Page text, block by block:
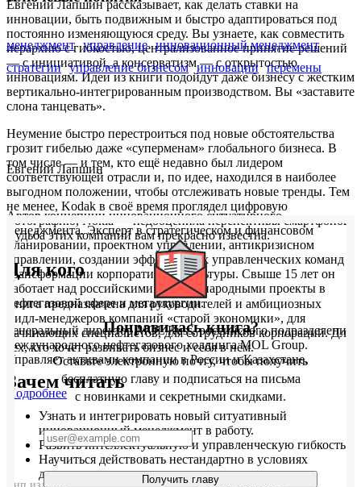
Евгений Лапшин рассказывает, как делать ставки на
инновации, быть подвижным и быстро адаптироваться под
постоянно изменяющуюся среду. Вы узнаете, как совместить
иерархию с гибкостью, централизованное принятие решений
— с инициативой, а консерватизм — с открытостью
инновациям. Идеи из книги подойдут даже бизнесу с жестким
вертикально-интегрированным производством. Вы «заставите
слона танцевать».
Неумение быстро перестроиться под новые обстоятельства
грозит гибелью даже «суперменам» глобального бизнеса. В
том числе — и тем, кто ещё недавно был лидером
соответствующей отрасли и, по идее, находился в наиболее
выгодном положении, чтобы отслеживать новые тренды. Тем
не менее, Kodak в своё время проглядел цифровую
фотографию, Nokia — недооценила перспективы смартфонов.
Судьба этих компаний вам прекрасно известна.
Для кого
Книга предназначена для руководителей и амбициозных
мидл-менеджеров компаний «старой экономики», для
начинающих специалистов, для сотрудников корпораций. Для
тех, кто хочет развивать бизнес и себя в нём.
Зачем читать
Узнать и интегрировать новый ситуативный
инновационный менеджмент в работу.
Развить интеллектуальную и управленческую гибкость.
Научиться действовать нестандартно в условиях
давления.
менеджмент управление инновационный менеджмент
стратегии управление бизнесом инновации перемены
Евгений Лапшин
Автор концепции инновационного ситуативного
менеджмента. Эксперт в стратегическом и финансовом
планировании, проектном управлении, антикризисном
управлении, создании эффективных управленческих команд и
трансформации корпоративной культуры. Свыше 15 лет он
работает над российскими и международными проекты в
нефтегазовой сфере и металлургии.
Генеральный директор MOL Russ, российского подразделения
международного нефтегазового холдинга MOL Group.
Управляет активами компании в России и Казахстане.
Подробнее
Понравилась книга?
Оставьте электронную почту, чтобы получить
бесплатную главу и подписаться на письма
с новинками и секретными скидками.
Получить главу